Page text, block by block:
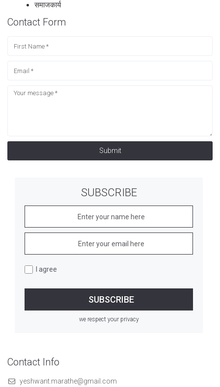
समाजकार्य
Contact Form
Submit
SUBSCRIBE
I agree
we respect your privacy
Contact Info
yeshwant.marathe@gmail.com